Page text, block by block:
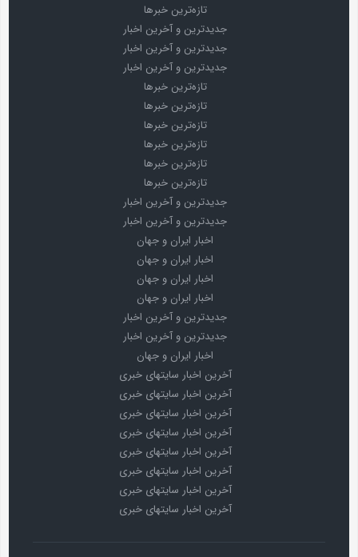
تازه‌ترین خبرها
جدیدترین و آخرین اخبار
جدیدترین و آخرین اخبار
جدیدترین و آخرین اخبار
تازه‌ترین خبرها
تازه‌ترین خبرها
تازه‌ترین خبرها
تازه‌ترین خبرها
تازه‌ترین خبرها
تازه‌ترین خبرها
جدیدترین و آخرین اخبار
جدیدترین و آخرین اخبار
اخبار ایران و جهان
اخبار ایران و جهان
اخبار ایران و جهان
اخبار ایران و جهان
جدیدترین و آخرین اخبار
جدیدترین و آخرین اخبار
اخبار ایران و جهان
آخرین اخبار سایتهای خبری
آخرین اخبار سایتهای خبری
آخرین اخبار سایتهای خبری
آخرین اخبار سایتهای خبری
آخرین اخبار سایتهای خبری
آخرین اخبار سایتهای خبری
آخرین اخبار سایتهای خبری
آخرین اخبار سایتهای خبری